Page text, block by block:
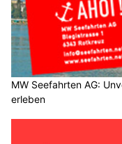
MW Seefahrten AG:
erleben